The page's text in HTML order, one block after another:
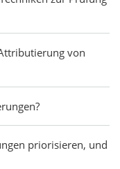
von
priorisieren, und